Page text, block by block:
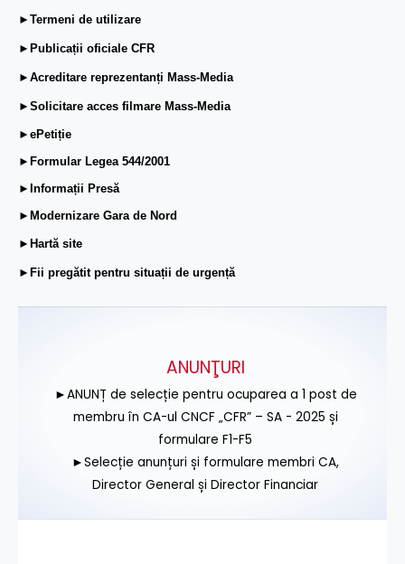
►Termeni de utilizare
►Publicații oficiale CFR
►Acreditare reprezentanți Mass-Media
►Solicitare acces filmare Mass-Media
►ePetiție
►Formular Legea 544/2001
►Informații Presă
►Modernizare Gara de Nord
►Hartă site
►Fii pregătit pentru situații de urgență
ANUNŢURI
►ANUNȚ de selecție pentru ocuparea a 1 post de
membru în CA-ul CNCF „CFR” – SA - 2025 și
formulare F1-F5
►Selecție anunțuri și formulare membri CA,
Director General și Director Financiar